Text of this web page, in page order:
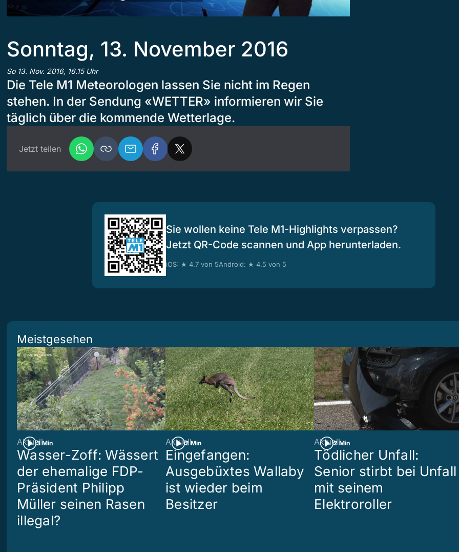
Sonntag, 13. November 2016
So 13. Nov. 2016, 16.15 Uhr
Die Tele M1 Meteorologen lassen Sie nicht im Regen
stehen. In der Sendung «WETTER» informieren wir Sie
täglich über die kommende Wetterlage.
Jetzt teilen
Sie wollen keine Tele M1-Highlights verpassen?
Jetzt QR-Code scannen und App herunterladen.
iOS: ★ 4.7 von 5Android: ★ 4.5 von 5
Meistgesehen
3 Min
Aktuell
Wasser-Zoff: Wässert
der ehemalige FDP-
Präsident Philipp
Müller seinen Rasen
illegal?
2 Min
Aktuell
Eingefangen:
Ausgebüxtes Wallaby
ist wieder beim
Besitzer
2 Min
Aktuell
Tödlicher Unfall:
Senior stirbt bei Unfall
mit seinem
Elektroroller